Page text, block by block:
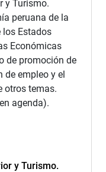
y Turismo.
peruana de la
los Estados
Económicas
de promoción de
de empleo y el
otros temas.
agenda).
y Turismo.